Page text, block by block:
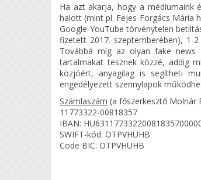
Ha azt akarja, hogy a médiumaink
halott (mint pl. Fejes-Forgács Mária
Google-YouTube törvénytelen
fizetett 2017. szeptemberében), 1-
Továbbá míg az olyan fake news
tartalmakat tesznek közzé, addig
közjóért, anyagilag is segítheti
engedélyezett szennylapok
Számlaszám (a főszerkesztő Molnár
11773322-00818357
IBAN:
SWIFT-kód: OTPVHUHB
Code BIC: OTPVHUHB